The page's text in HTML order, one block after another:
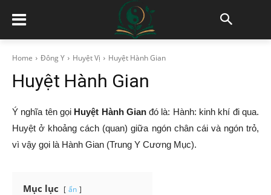
Home Đông Y Huyệt Vị Huyệt Hành Gian
Huyệt Hành Gian
Ý nghĩa tên gọi Huyệt Hành Gianđó là: Hành: kinh khí đi qua.
Huyệt ở khoảng cách (quan) giữa ngón chân cái và ngón trỏ,
vì vậy gọi là Hành Gian (Trung Y Cương Mục).
Mục lục ẩn